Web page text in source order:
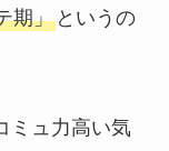
期」というの
ミュ力高い気